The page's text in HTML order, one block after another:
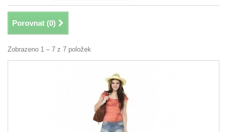
Porovnat (0)
Zobrazeno 1 – 7 z 7 položek